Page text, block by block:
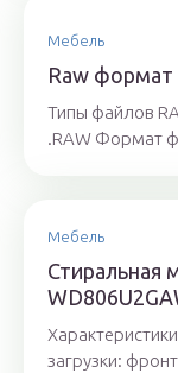
Мебель
Raw
Типы файлов
.RAW Формат
Мебель
Стиральная
загрузки: